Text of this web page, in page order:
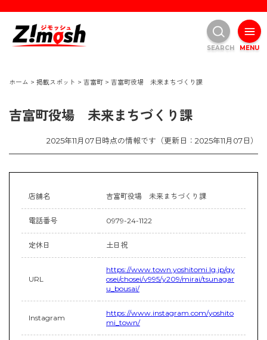
ホーム > 掲載スポット > 吉富町 > 吉富町役場 未来まちづくり課
吉富町役場 未来まちづくり課
2025年11月07日時点の情報です（更新日：2025年11月07日）
店舗名 吉富町役場 未来まちづくり課
電話番号 0979-24-1122
定休日 土日祝
URL
https://www.town.yoshitomi.lg.jp/gy
osei/chosei/v995/y209/mirai/tsunagar
u_bousai/
Instagram
https://www.instagram.com/yoshito
mi_town/
MENU
SEARCH